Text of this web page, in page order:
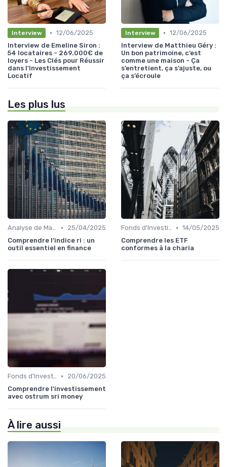
Interview • 12/06/2025
Interview de Emeline Siron :
54 locataires - 269.000€ de
loyers - Les Clés pour Réussir
dans l'Investissement
Locatif
Interview • 12/06/2025
Interview de Matthieu Géry :
Un bon patrimoine, c’est
comme une maison - Ça
s’entretient, ça s’ajuste, ou
ça s’écroule
Les plus lus
Analyse de Marché et Prévisions •
25/04/2025
Comprendre l'indice ri : un
outil essentiel en finance
Fonds d'Investissement et ETF • 14/05/2025
Comprendre les ETF
conformes à la charia
Fonds d'Investissement et ETF •
20/06/2025
Comprendre l'investissement
avec ostrum sri money
À lire aussi